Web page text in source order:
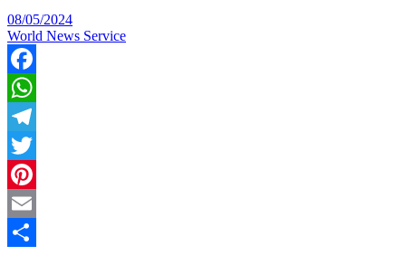
08/05/2024
World News Service
Facebook
WhatsApp
Telegram
Twitter
Pinterest
Email